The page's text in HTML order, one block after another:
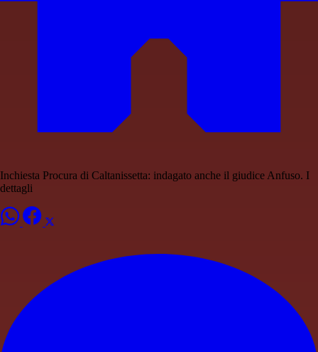
Inchiesta Procura di Caltanissetta: indagato anche il giudice Anfuso. I
dettagli